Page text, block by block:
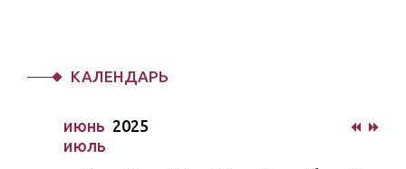
КАЛЕНДАРЬ
июнь 2025
июль